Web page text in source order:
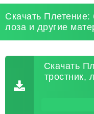
Скачать Плетение:
лоза и другие
Скачать
тростник,